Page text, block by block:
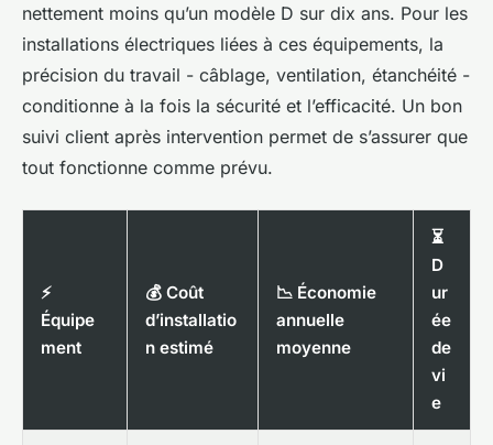
nettement moins qu’un modèle D sur dix ans. Pour les
installations électriques liées à ces équipements, la
précision du travail - câblage, ventilation, étanchéité -
conditionne à la fois la sécurité et l’efficacité. Un bon
suivi client après intervention permet de s’assurer que
tout fonctionne comme prévu.
⚡
Équipe
ment
💰 Coût
d’installatio
n estimé
📉 Économie
annuelle
moyenne
⏳
D
ur
ée
de
vi
e